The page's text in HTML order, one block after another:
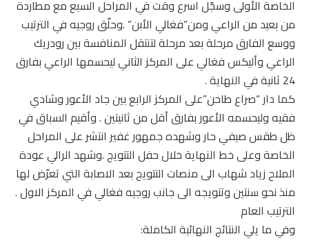
الخاصة الأولى وسجّل اسرع وقت في المراحل السبع مع مطاردة
من بعيد من الراعي ومن”فغالي الأبن” .وحلّق روجيه في الترتيب
ووسع الفارق مرحلة بعد مرحلة لتنتقل المنافسة بين رودريك
الراعي وأليكس فغالي على المركز الثاني ليحسمها الراعي بفارق
24 ثانية في النهاية .
كما دار “صراع طاحن”على المركز الرابع بين جاد الأعور وشادي
فقيه وليحسمه الأعور بفارق أقل من ثانيتين . وأقيم السباق في
ظل طقس صيفي حار وشهده جمهور غفير انتشر على المراحل
الخاصة وعلى خط النهاية خلال حفل التتويج .وشهد الرالي عودة
الملاح زياد شهاب الى منصات التتويج بعد الاصابة التي تعرّض لها
منذ نحو سنتين وتتويجه الى جانب روجيه فغالي في المركز الاول .
الترتيب العام
وفي ما يلي النتائج النهائية الكاملة: